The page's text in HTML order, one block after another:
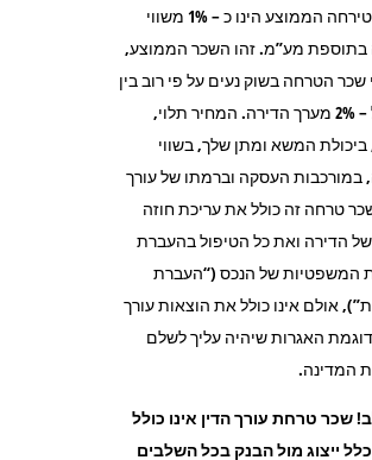
שכר הטירחה הממוצע הינו כ – 1% משווי
בתוספת מע”מ. זהו השכר הממוצע,
שכר הטרחה בשוק נעים על פי רוב בין
0.5% ל – 2% מערך הדירה. המחיר תלוי,
ביכולת המשא ומתן שלך, בשווי
במורכבות העסקה וברמתו של עורך
טרחה זה כולל את עריכת חוזה
הדירה ואת כל הטיפול בהעברת
המשפטיות של הנכס (“העברת
אולם אינו כולל את הוצאות עורך
האגרות שיהיה עליך לשלם
המדינה.
שכר טרחת עורך הדין אינו כולל
ייצוג מול הבנק בכל השלבים